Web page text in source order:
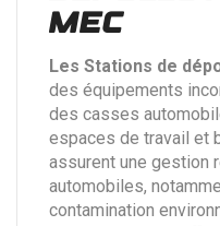
MEC
Les Stations de
des équipements
des casses
espaces de travail et
assurent une gestion
automobiles,
contamination